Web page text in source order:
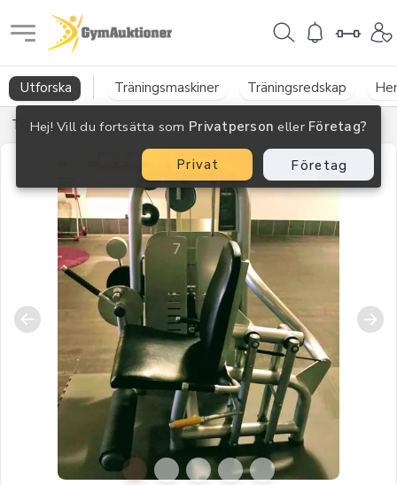
GymAuktioner
Hej! Vill du fortsätta som Privatperson eller Företag?
Privat Företag
Utforska Träningsmaskiner Träningsredskap
Träningsmaskiner →Benspark